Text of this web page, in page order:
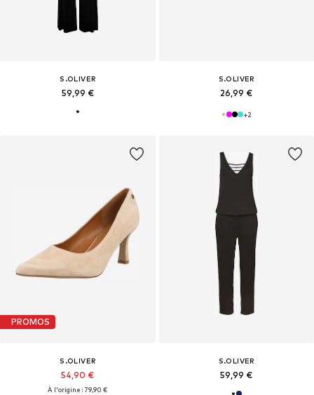
S.OLIVER
59,99 €
S.OLIVER
26,99 €
+2
PROMOS
S.OLIVER
54,90 €
À l'origine : 79,90 €
S.OLIVER
59,99 €